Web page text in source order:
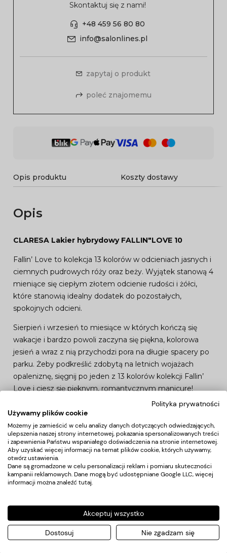
Skontaktuj się z nami!
+48 459 56 80 80
info@salonlines.pl
zapytaj o produkt
poleć znajomemu
Opis produktu Koszty dostawy
Opis
CLARESA Lakier hybrydowy FALLIN"LOVE 10
Fallin’ Love to kolekcja 13 kolorów w odcieniach jasnych i
ciemnych pudrowych róży oraz beży. Wyjątek stanową 4
mieniące się ciepłym złotem odcienie rudości i żółci,
które stanowią idealny dodatek do pozostałych,
spokojnych odcieni.
Sierpień i wrzesień to miesiące w których kończą się
wakacje i bardzo powoli zaczyna się piękna, kolorowa
jesień a wraz z nią przychodzi pora na długie spacery po
parku. Żeby podkreślić zdobytą na letnich wojażach
opaleniznę, sięgnij po jeden z 13 kolorów kolekcji Fallin’
Love i ciesz się pięknym, romantycznym manicure!
Różowe złoto? Oczywiście!
Wybierz kolor Fallin’ Love 10 i twórz niesamowite
stylizacje stosując go jako odważny kolor bazowy, albo
jako wzorzyste urozmaicenie spokojnych odcieni nude.
STOSOWANIE
cienką warstwę kolorowego lakieru hybrydowego i
utwardź go w lamie UV/LED. W celu osiągnięcia
Polityka prywatności
Używamy plików cookie
Możemy je zamieścić w celu analizy danych dotyczących odwiedzających,
ulepszenia naszej strony internetowej, pokazania spersonalizowanych treści
i zapewnienia Państwu wspaniałego doświadczenia na stronie internetowej.
Aby uzyskać więcej informacji na temat plików cookie, których używamy,
otwórz ustawienia.
Dane są gromadzone w celu personalizacji reklam i pomiaru skuteczności
kampanii reklamowych. Dane mogą być udostępniane Google LLC, więcej
informacji można znaleźć tutaj
Akceptuj wszystko
Dostosuj Nie zgadzam się